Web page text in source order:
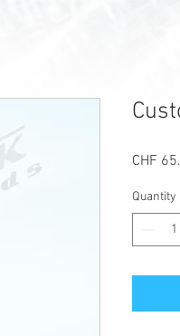
CHF
Quantity